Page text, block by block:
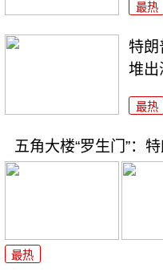
最热
特朗
堆出
最热
五角大楼“罗生门”：
最热